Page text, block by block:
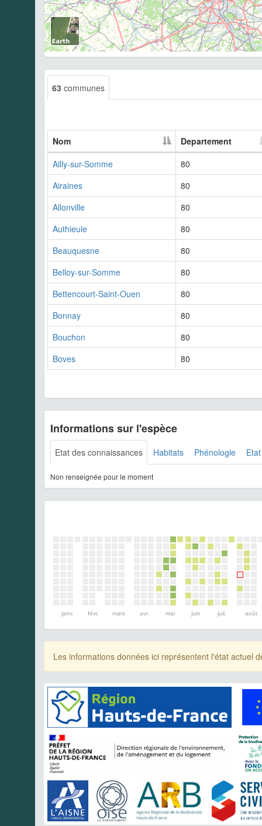
63 communes
Nom
Departement
Ailly-sur-Somme
80
Airaines
80
Allonville
80
Authieule
80
Beauquesne
80
Belloy-sur-Somme
80
Bettencourt-Saint-Ouen
80
Bonnay
80
Bouchon
80
Boves
80
Informations sur l'espèce
Etat des connaissances Habitats Phénologie
Non renseignée pour le moment
janv. févr. mars avr. mai juin juil. août
Les informations données ici représentent l'état actuel